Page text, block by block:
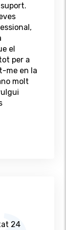
el
per a
me en la
molt
24